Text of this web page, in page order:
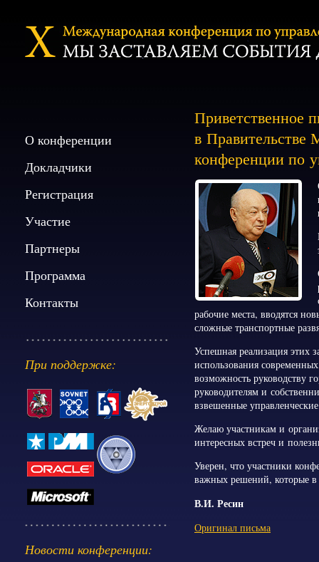
О конференции
Докладчики
Регистрация
Участие
Партнеры
Программа
Контакты
При поддержке:
Новости конференции:
Приветственное
в
конференции по
рабочие места, вводятся
сложные транспортные
Успешная реализация этих
использования
возможность руководству
руководителям и
взвешенные
Желаю участникам и
интересных встреч и
Уверен, что участники
важных решений, которые в
В.И. Ресин
Оригинал письма